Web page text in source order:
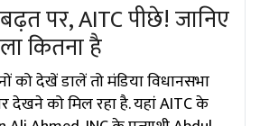
पर, AITC पीछे! जानिए
कितना है
को देखें डालें तो मंडिया विधानसभा
देखने को मिल रहा है. यहां AITC के